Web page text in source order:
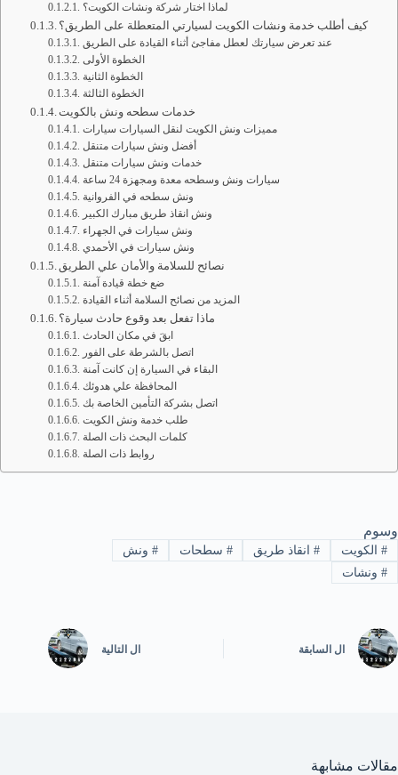
لماذا اختار شركة ونشات الكويت؟
كيف أطلب خدمة ونشات الكويت لسيارتي المتعطلة على الطريق؟
عند تعرض سيارتك لعطل مفاجئ أثناء القيادة على الطريق
الخطوة الأولى
الخطوة الثانية
الخطوة الثالثة
خدمات سطحه ونش بالكويت
مميزات ونش الكويت لنقل السيارات سيارات
أفضل ونش سيارات متنقل
خدمات ونش سيارات متنقل
سيارات ونش وسطحه معدة ومجهزة 24 ساعة
ونش سطحه في الفروانية
ونش انقاذ طريق مبارك الكبير
ونش سيارات في الجهراء
ونش سيارات في الأحمدي
نصائح للسلامة والأمان علي الطريق
ضع خطة قيادة آمنة
المزيد من نصائح السلامة أثناء القيادة
ماذا تفعل بعد وقوع حادث سيارة؟
ابقَ في مكان الحادث
اتصل بالشرطة على الفور
البقاء في السيارة إن كانت آمنة
المحافظة علي هدوئك
اتصل بشركة التأمين الخاصة بك
طلب خدمة ونش الكويت
كلمات البحث ذات الصلة
روابط ذات الصلة
وسوم
#الكويت #انقاذ طريق # سطحات # ونش
#ونشات
ال السابقة ال التالية
مقالات مشابهة